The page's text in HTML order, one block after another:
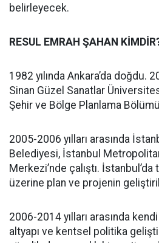
belirleyecek.
RESUL EMRAH ŞAHAN
1982 yılında Ankara’da doğdu.
Sinan Güzel Sanatlar
Şehir ve Bölge Planlama
2005-2006 yılları arasında
Belediyesi, İstanbul
Merkezi’nde çalıştı. İstanbul’da
üzerine plan ve projenin
2006-2014 yılları arasında
altyapı ve kentsel politika